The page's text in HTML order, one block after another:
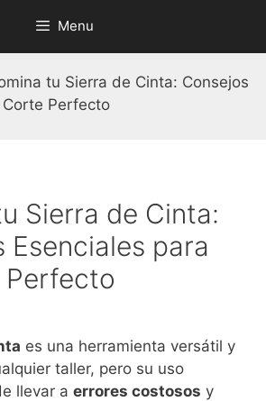
Menu
tu Sierra de Cinta: Consejos
Corte Perfecto
Sierra de Cinta:
Esenciales para
es una herramienta versátil y
taller, pero su uso
llevar a errores costosos y